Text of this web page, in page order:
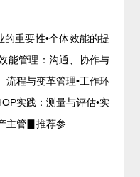
重要性•个体效能的提
能管理：沟通、协作与
流程与变革管理•工作环
实践：测量与评估•实
主管▊推荐参......